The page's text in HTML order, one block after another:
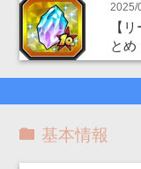
2025/
【
と
基本情報